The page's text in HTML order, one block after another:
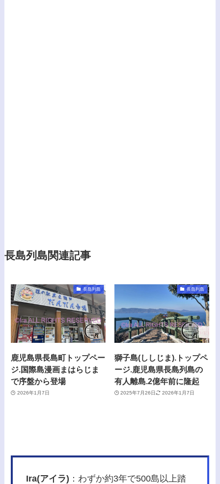
長島列島関連記事
長島列島
鹿児島県長島町トップペー
ジ.国際島漫画まはらじま
で序盤から登場
2026年1月7日
長島列島
獅子島(ししじま).トップペ
ージ.鹿児島県長島列島の
有人離島.2億年前に隆起
2025年7月26日 2026年1月7日
Ira(アイラ) ：わずか約3年で500島以上踏